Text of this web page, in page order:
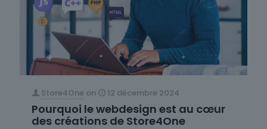
Store4One on 12 décembre 2024
Pourquoi le webdesign est au cœur
des créations de Store4One